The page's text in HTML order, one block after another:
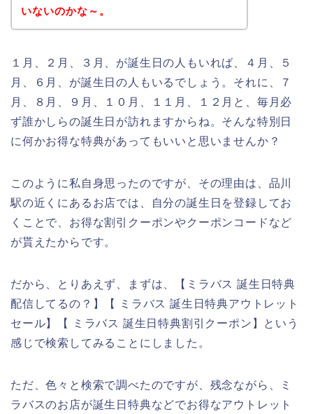
いないのかな～。
１月、２月、３月、が誕生日の人もいれば、４月、５
月、６月、が誕生日の人もいるでしょう。それに、７
月、８月、９月、１０月、１１月、１２月と、毎月必
ず誰かしらの誕生日が訪れますからね。そんな特別日
に何かお得な特典があってもいいと思いませんか？
このように私自身思ったのですが、その理由は、品川
駅の近くにあるお店では、自分の誕生日を登録してお
くことで、お得な割引クーポンやクーポンコードなど
が貰えたからです。
だから、とりあえず、まずは、【ミラバス 誕生日特典
配信してるの？】【 ミラバス 誕生日特典アウトレット
セール】【 ミラバス 誕生日特典割引クーポン】という
感じで検索してみることにしました。
ただ、色々と検索で調べたのですが、残念ながら、ミ
ラバスのお店が誕生日特典などでお得なアウトレット